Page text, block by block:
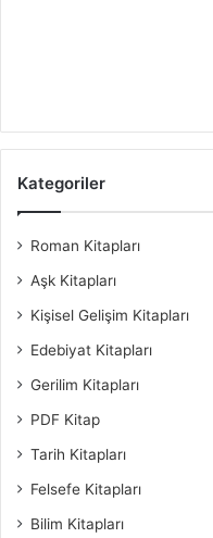
Kategoriler
Roman Kitapları
Aşk Kitapları
Kişisel Gelişim Kitapları
Edebiyat Kitapları
Gerilim Kitapları
PDF Kitap
Tarih Kitapları
Felsefe Kitapları
Bilim Kitapları